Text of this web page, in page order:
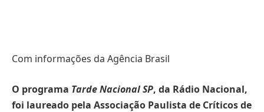
Com informações da Agência Brasil
O programa Tarde Nacional SP, da Rádio Nacional,
foi laureado pela Associação Paulista de Críticos de